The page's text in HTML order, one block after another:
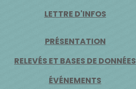
LETTRE D'INFOS
PRÉSENTATION
RELEVÉS ET BASES DE DONNÉES
ÉVÉNEMENTS